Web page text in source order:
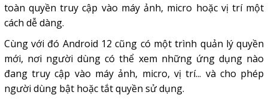
toàn quyền truy cập vào máy ảnh, micro hoặc vị trí một
cách dễ dàng.
Cùng với đó Android 12 cũng có một trình quản lý quyền
mới, nơi người dùng có thể xem những ứng dụng nào
đang truy cập vào máy ảnh, micro, vị trí... và cho phép
người dùng bật hoặc tắt quyền sử dụng.